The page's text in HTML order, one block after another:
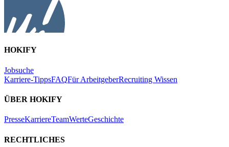
HOKIFY
Jobsuche
Karriere-TippsFAQFür ArbeitgeberRecruiting Wissen
ÜBER HOKIFY
PresseKarriereTeamWerteGeschichte
RECHTLICHES